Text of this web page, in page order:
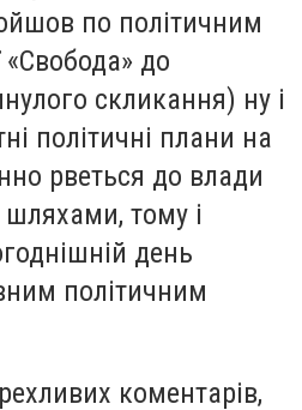
по політичним
«Свобода» до
скликання) ну і
політичні плани на
рветься до влади
тому і
день
політичним
коментарів,